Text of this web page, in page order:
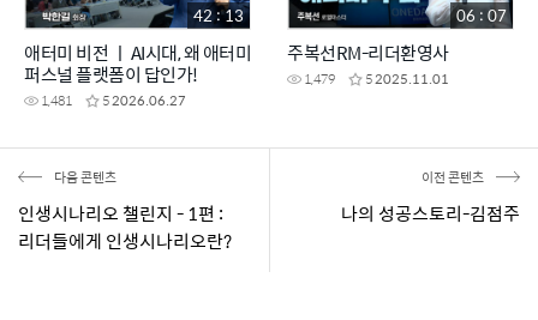
애터미 비전 ㅣ AI시대, 왜 애터미
퍼스널 플랫폼이 답인가!
1,481 52026.06.27
42 : 13
주복선RM-리더환영사
1,479 52025.11.01
06 : 07
다음 콘텐츠
인생시나리오 챌린지 - 1편 :
리더들에게 인생시나리오란?
이전 콘텐츠
나의 성공스토리-김점주